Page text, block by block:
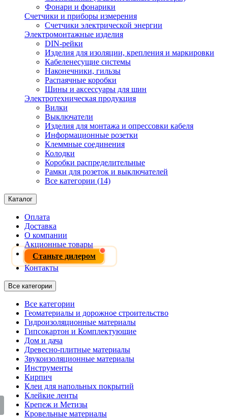
Фонари и фонарики
Счетчики и приборы измерения
Счетчики электрической энергии
Электромонтажные изделия
DIN-рейки
Изделия для изоляции, крепления и маркировки
Кабеленесущие системы
Наконечники, гильзы
Распаячные коробки
Шины и аксессуары для шин
Электротехническая продукция
Вилки
Выключатели
Изделия для монтажа и опрессовки кабеля
Информационные розетки
Клеммные соединения
Колодки
Коробки распределительные
Рамки для розеток и выключателей
Все категории (14)
Каталог
Оплата
Доставка
О компании
Акционные товары
Станьте дилером
Контакты
Все категории
Все категории
Геоматериалы и дорожное строительство
Гидроизоляционные материалы
Гипсокартон и Комплектующие
Дом и дача
Древесно-плитные материалы
Звукоизоляционные материалы
Инструменты
Кирпич
Клеи для напольных покрытий
Клейкие ленты
Крепеж и Метизы
Кровельные материалы